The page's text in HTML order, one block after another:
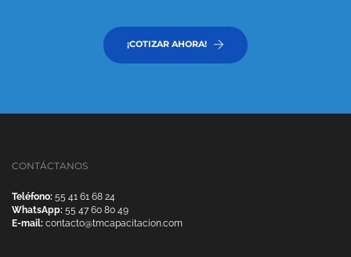
¡COTIZAR AHORA!
CONTÁCTANOS
Teléfono: 55 41 61 68 24
WhatsApp: 55 47 60 80 49
E-mail: contacto@tmcapacitacion.com